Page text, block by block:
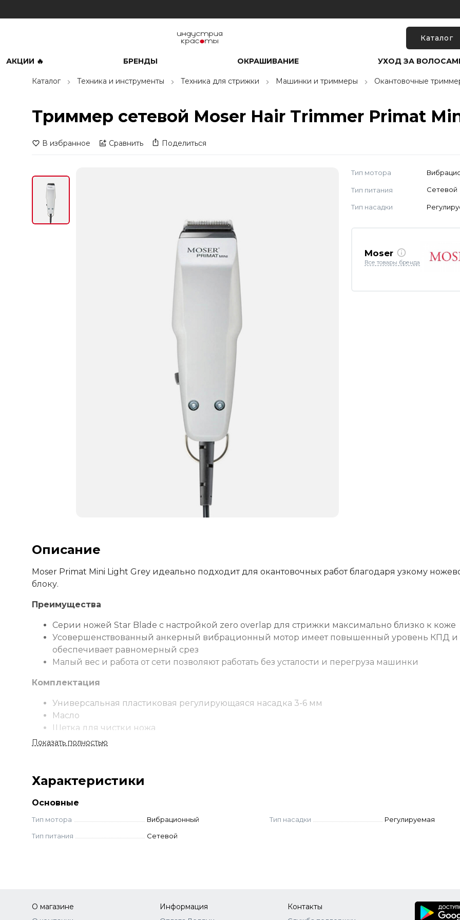
Каталог
АКЦИИ 🔥 БРЕНДЫ ОКРАШИВАНИЕ УХОД ЗА
Каталог Техника и инструменты Техника для стрижки Машинки и триммеры Окантовочные
Триммер сетевой Moser Hair Trimmer Primat
В избранное Сравнить Поделиться
Тип мотора
Тип питания Сетевой
Тип насадки
Moser
Все товары бренда
Описание
Moser Primat Mini Light Grey идеально подходит для окантовочных работ благодаря узкому
блоку.
Преимущества
Серии ножей Star Blade с настройкой zero overlap для стрижки максимально близко к коже
Усовершенствованный анкерный вибрационный мотор имеет повышенный уровень КПД и
обеспечивает равномерный срез
Малый вес и работа от сети позволяют работать без усталости и перегруза машинки
Комплектация
Универсальная пластиковая регулирующаяся насадка 3-6 мм
Масло
Щетка для чистки ножа
Показать полностью
Характеристики
Основные
Тип мотора
Вибрационный
Тип питания
Сетевой
Тип насадки Регулируемая
О магазине Информация Контакты